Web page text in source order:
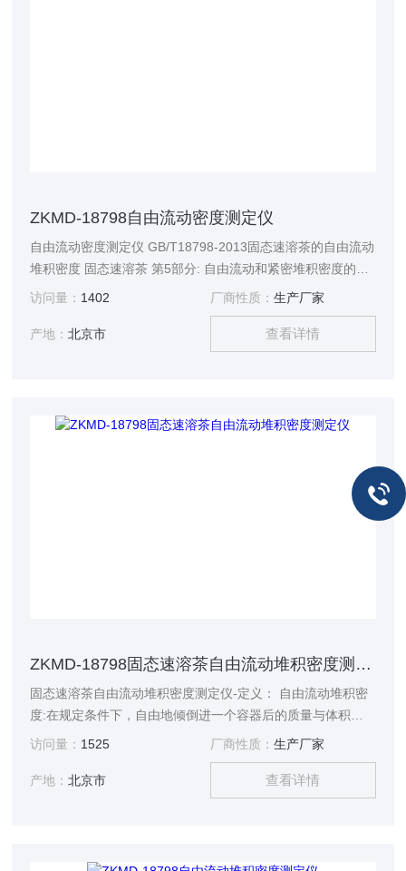
ZKMD-18798自由流动密度测定仪
自由流动密度测定仪 GB/T18798-2013固态速溶茶的自由流动
堆积密度 固态速溶茶 第5部分: 自由流动和紧密堆积密度的测
定； ISO6770：1982速溶茶 自由流动和紧密堆积密度的测定
容器后的质量与体积的比值， 原理： 自由流动堆积密度把样
品通过一个特定的漏斗注入到一个特定的已知体积和质量的容
访问量： 1402 厂商性质： 生产厂家
产地：北京市 查看详情
ZKMD-18798固态速溶茶自由流动堆积密度测定仪
固态速溶茶自由流动堆积密度测定仪-定义： 自由流动堆积密
度:在规定条件下，自由地倾倒进一个容器后的质量与体积的
比值， 原理： 自由流动堆积密度把样品通过一个特定的漏斗
物的质量
访问量： 1525 厂商性质： 生产厂家
产地：北京市 查看详情